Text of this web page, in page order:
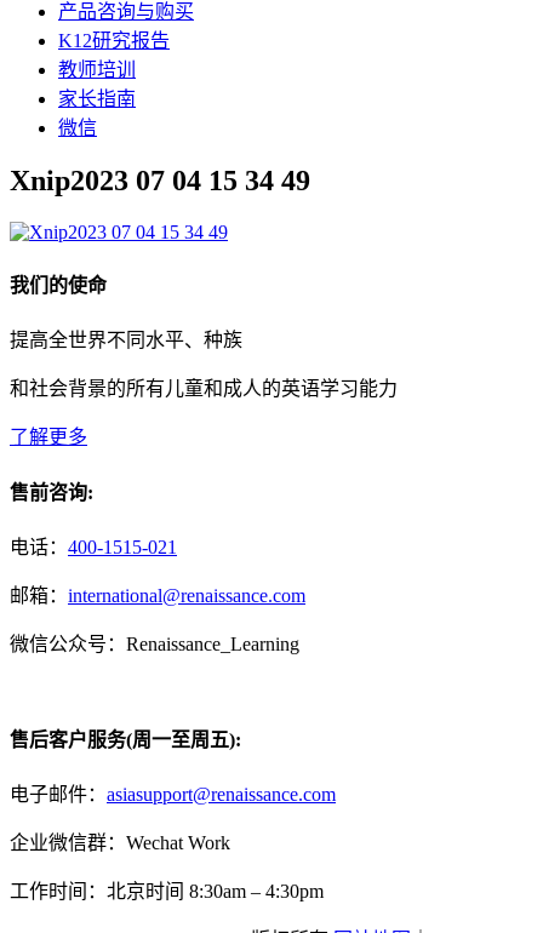
产品咨询与购买
K12研究报告
教师培训
家长指南
微信
Xnip2023 07 04 15 34 49
我们的使命
提高全世界不同水平、种族
和社会背景的所有儿童和成人的英语学习能力
了解更多
售前咨询:
电话： 400-1515-021
邮箱： international@renaissance.com
微信公众号：Renaissance_Learning
售后客户服务(周一至周五):
电子邮件： asiasupport@renaissance.com
企业微信群：Wechat Work
工作时间：北京时间 8:30am – 4:30pm